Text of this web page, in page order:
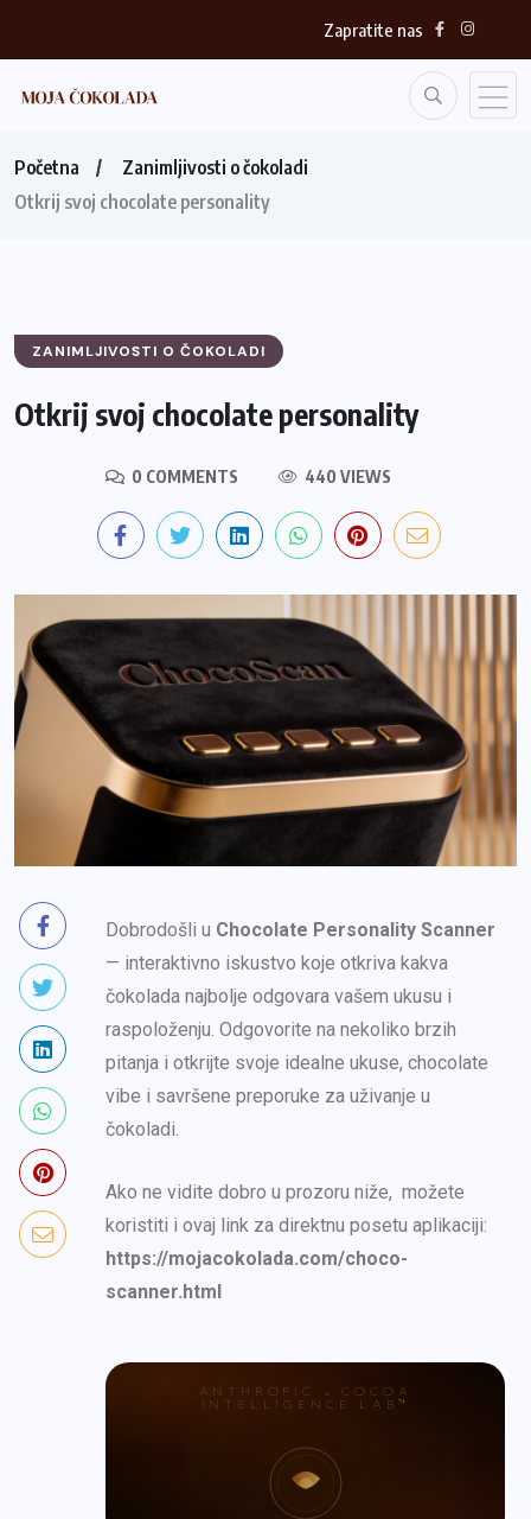
Zapratite nas
Početna
Zanimljivosti o čokoladi
Otkrij svoj chocolate personality
ZANIMLJIVOSTI O ČOKOLADI
Otkrij svoj chocolate personality
0 COMMENTS 440 VIEWS
Dobrodošli u Chocolate Personality Scanner
— interaktivno iskustvo koje otkriva kakva
čokolada najbolje odgovara vašem ukusu i
raspoloženju. Odgovorite na nekoliko brzih
pitanja i otkrijte svoje idealne ukuse, chocolate
vibe i savršene preporuke za uživanje u
čokoladi.
Ako ne vidite dobro u prozoru niže, možete
koristiti i ovaj link za direktnu posetu aplikaciji:
https://mojacokolada.com/choco-
scanner.html